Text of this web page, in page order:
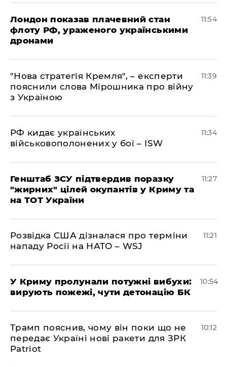
Лондон показав плачевний стан
флоту РФ, ураженого українськими
дронами
11:54
"Нова стратегія Кремля", – експерти
пояснили слова Мірошника про війну
з Україною
11:39
РФ кидає українських
військовополонених у бої – ISW
11:34
Генштаб ЗСУ підтвердив поразку
"жирних" цілей окупантів у Криму та
на ТОТ України
11:27
Розвідка США дізналася про терміни
нападу Росії на НАТО – WSJ
11:21
У Криму пролунали потужні вибухи:
вирують пожежі, чути детонацію БК
10:54
Трамп пояснив, чому він поки що не
передає Україні нові ракети для ЗРК
Patriot
10:12